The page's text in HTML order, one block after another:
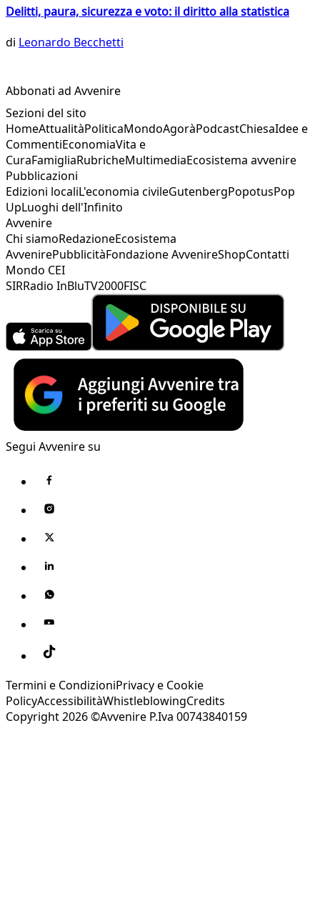
Delitti, paura, sicurezza e voto: il diritto alla statistica
di Leonardo Becchetti
Abbonati ad Avvenire
Sezioni del sito
HomeAttualitàPoliticaMondoAgoràPodcastChiesaIdee e
CommentiEconomiaVita e
CuraFamigliaRubricheMultimediaEcosistema avvenire
Pubblicazioni
Edizioni localiL'economia civileGutenbergPopotusPop
UpLuoghi dell'Infinito
Avvenire
Chi siamoRedazioneEcosistema
AvvenirePubblicitàFondazione AvvenireShopContatti
Mondo CEI
SIRRadio InBluTV2000FISC
Segui Avvenire su
Termini e CondizioniPrivacy e Cookie
PolicyAccessibilitàWhistleblowingCredits
Copyright 2026 ©Avvenire P.Iva 00743840159